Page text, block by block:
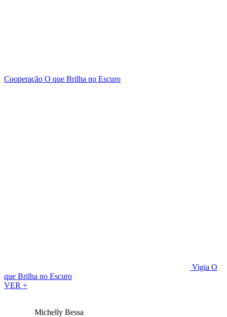
Cooperação O que Brilha no Escuro
Vigia O
que Brilha no Escuro
VER +
Michelly Bessa